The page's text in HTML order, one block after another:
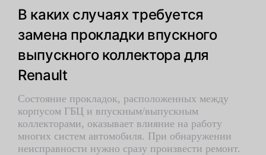
В каких случаях требуется
замена прокладки впускного
выпускного коллектора для
Renault
Состояние прокладок, расположенных между
корпусом ГБЦ и впускным/выпускным
коллекторами, оказывает влияние на работу
многих систем автомобиля. При обнаружении
неисправности нужно сразу произвести ремонт.